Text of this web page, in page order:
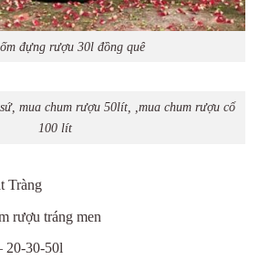
đựng rượu 30l đồng quê
mua chum rượu 50lít, ,mua chum rượu cổ
100 lít
Tràng
rượu tráng men
20-30-50l